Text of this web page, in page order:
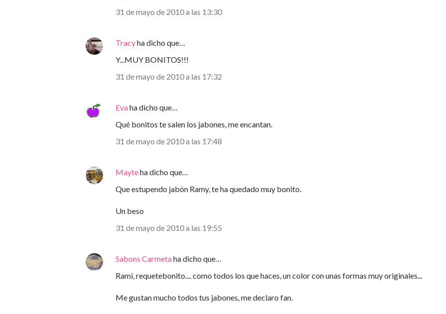
31 de mayo de 2010 a las 13:30
Tracyha dicho que…
Y...MUY BONITOS!!!
31 de mayo de 2010 a las 17:32
Evaha dicho que…
Qué bonitos te salen los jabones, me encantan.
31 de mayo de 2010 a las 17:48
Mayteha dicho que…
Que estupendo jabón Ramy, te ha quedado muy bonito.
Un beso
31 de mayo de 2010 a las 19:55
Sabons Carmetaha dicho que…
Rami, requetebonito.... como todos los que haces, un color con unas formas muy originales...
Me gustan mucho todos tus jabones, me declaro fan.